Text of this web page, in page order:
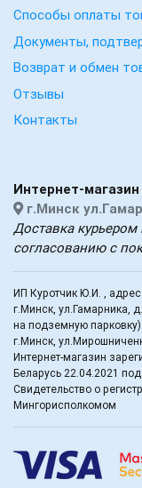
Способы оплаты
Документы,
Возврат и обмен
Отзывы
Контакты
Интернет-
г.Минск
Доставка курьером
согласованию с
ИП Куротчик Ю.И. ,
г.Минск, ул.Гамарника,
на подземную
г.Минск,
Интернет-магазин
Беларусь 22.04.2021
Свидетельство о
Мингорисполкомом